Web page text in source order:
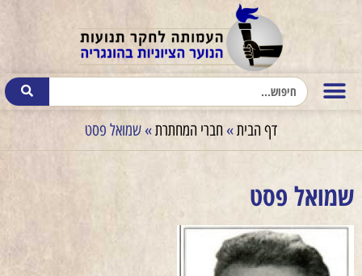
דף הבית»חברי המחתרת»שמואל פסט
שמואל פסט